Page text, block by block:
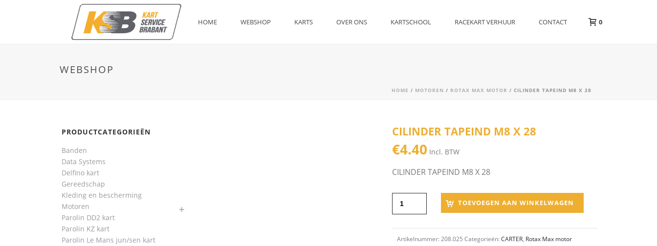
HOME WEBSHOP KARTS OVER ONS KARTSCHOOL RACEKART VERHUUR CONTACT 0
WEBSHOP
HOME / MOTOREN / ROTAX MAX MOTOR / CILINDER TAPEIND M8 X 28
CILINDER TAPEIND M8 X 28
€4.40 Incl. BTW
CILINDER TAPEIND M8 X 28
TOEVOEGEN AAN WINKELWAGEN
Artikelnummer:208.025 Categorieën:CARTER, Rotax Max motor
PRODUCTCATEGORIEËN
Banden
Data Systems
Delfino kart
Gereedschap
Kleding en bescherming
Motoren
Parolin DD2 kart
Parolin KZ kart
Parolin Le Mans jun/sen kart